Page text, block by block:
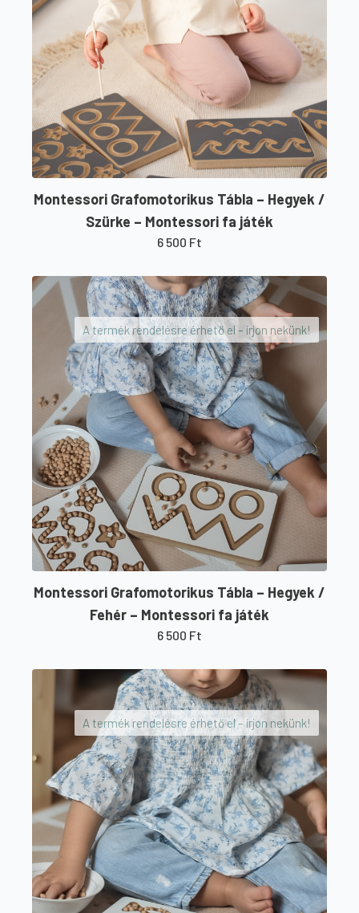
Montessori Grafomotorikus Tábla – Hegyek /
Szürke – Montessori fa játék
6 500 Ft
A termék rendelésre érhető el – írjon nekünk!
Montessori Grafomotorikus Tábla – Hegyek /
Fehér – Montessori fa játék
6 500 Ft
A termék rendelésre érhető el – írjon nekünk!